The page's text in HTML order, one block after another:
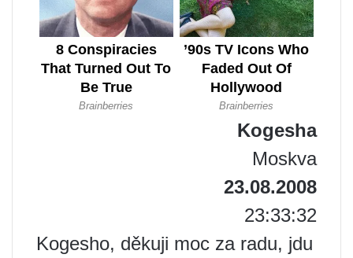
Kogesha
Moskva
23.08.2008
23:33:32
Kogesho, děkuji moc za radu, jdu